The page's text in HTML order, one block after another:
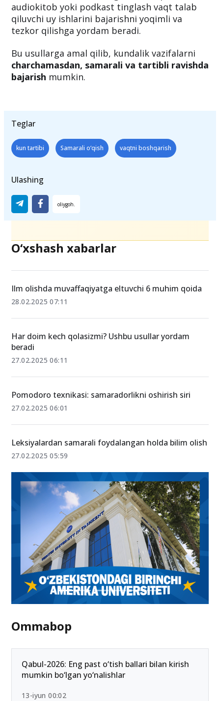
audiokitob yoki podkast tinglash vaqt talab
qiluvchi uy ishlarini bajarishni yoqimli va
tezkor qilishga yordam beradi.
Bu usullarga amal qilib, kundalik vazifalarni
charchamasdan, samarali va tartibli ravishda
bajarish mumkin.
Teglar
kun tartibi Samarali o‘qish vaqtni boshqarish
Ulashing
O‘xshash xabarlar
Ilm olishda muvaffaqiyatga eltuvchi 6 muhim qoida
28.02.2025 07:11
Har doim kech qolasizmi? Ushbu usullar yordam
beradi
27.02.2025 06:11
Pomodoro texnikasi: samaradorlikni oshirish siri
27.02.2025 06:01
Leksiyalardan samarali foydalangan holda bilim olish
27.02.2025 05:59
Ommabop
Qabul-2026: Eng past o‘tish ballari bilan kirish
mumkin bo‘lgan yo‘nalishlar
13-iyun 00:02